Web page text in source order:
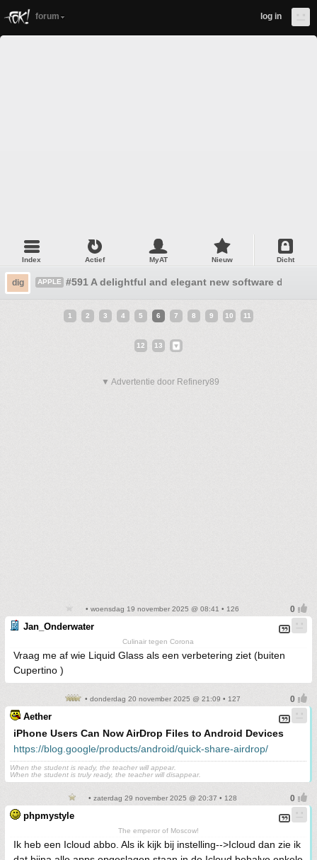
forum log in
Index Actief MyAT Nieuw Dicht
dig APPLE #591 A delightful and elegant new software design
1 2 3 4 5 6 7 8 9 10 11
12 13
▼ Advertentie door Refinery89
• woensdag 19 november 2025 @ 08:41 • 126
Jan_Onderwater
Culinair tegen Corona
Vraag me af wie Liquid Glass als een verbetering ziet (buiten
Cupertino )
• donderdag 20 november 2025 @ 21:09 • 127
Aether
iPhone Users Can Now AirDrop Files to Android Devices
https://blog.google/products/android/quick-share-airdrop/
When the student is ready, the teacher will appear.
When the student is truly ready, the teacher will disappear.
• zaterdag 29 november 2025 @ 20:37 • 128
phpmystyle
The emperor of Moscow!
Ik heb een Icloud abbo. Als ik kijk bij instelling-->Icloud dan zie ik